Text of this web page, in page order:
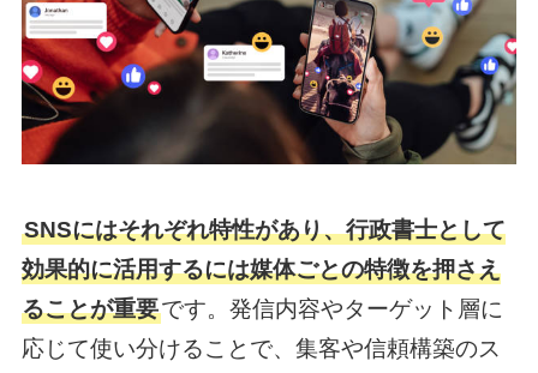
SNSにはそれぞれ特性があり、行政書士として
効果的に活用するには媒体ごとの特徴を押さえ
ることが重要です。発信内容やターゲット層に
応じて使い分けることで、集客や信頼構築のス